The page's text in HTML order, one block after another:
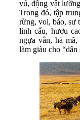
vú, động vật
Trong đó, tập
rừng, voi, báo, sư
linh cẩu, hươu
ngựa vằn, hà
làm giàu cho “dân